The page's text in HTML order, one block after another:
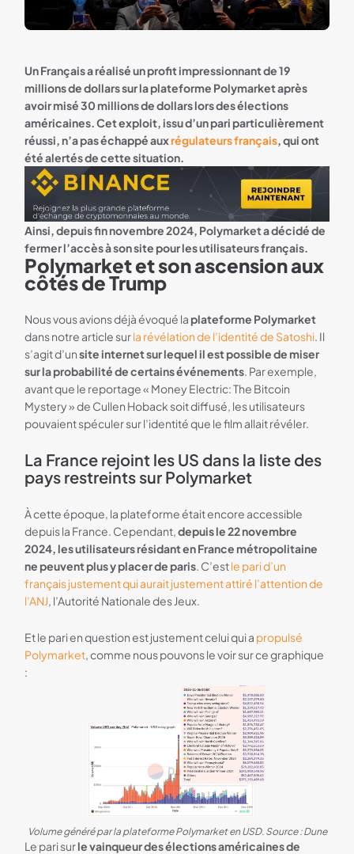
Un Français a réalisé un profit impressionnant de 19
millions de dollars sur la plateforme Polymarket après
avoir misé 30 millions de dollars lors des élections
américaines. Cet exploit, issu d’un pari particulièrement
réussi, n’a pas échappé auxrégulateurs français, qui ont
été alertés de cette situation.
Bannière Binance
Ainsi, depuis fin novembre 2024, Polymarket a décidé de
fermer l’accès à son site pour les utilisateurs français.
Polymarket et son ascension aux
côtés de Trump
Nous vous avions déjà évoqué la plateforme Polymarket
dans notre article surla révélation de l’identité de Satoshi. Il
s’agit d’unsite internet sur lequel il est possible de miser
sur la probabilité de certains événements. Par exemple,
avant que le reportage « Money Electric: The Bitcoin
Mystery » de Cullen Hoback soit diffusé, les utilisateurs
pouvaient spéculer sur l’identité que le film allait révéler.
La France rejoint les US dans la liste des
pays restreints sur Polymarket
À cette époque, la plateforme était encore accessible
depuis la France. Cependant,depuis le 22 novembre
2024, les utilisateurs résidant en France métropolitaine
ne peuvent plus y placer de paris. C’estle pari d’un
français justement qui aurait justement attiré l’attention de
l’ANJ, l’Autorité Nationale des Jeux.
Et le pari en question est justement celui qui a propulsé
Polymarket, comme nous pouvons le voir sur ce graphique
:
Volume généré par la plateforme Polymarket en USD. Source : Dune
Le pari surle vainqueur des élections américaines de